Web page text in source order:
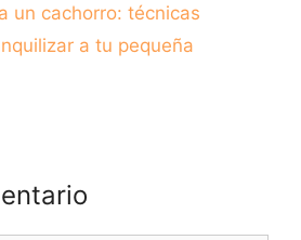
un cachorro: técnicas
a tu pequeña